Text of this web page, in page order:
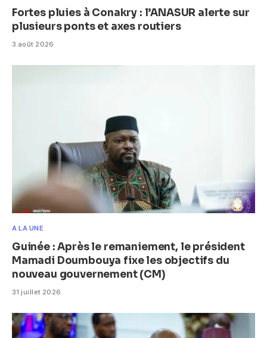
Fortes pluies à Conakry : l’ANASUR alerte sur
plusieurs ponts et axes routiers
3 août 2026
A LA UNE
Guinée : Après le remaniement, le président
Mamadi Doumbouya fixe les objectifs du
nouveau gouvernement (CM)
31 juillet 2026